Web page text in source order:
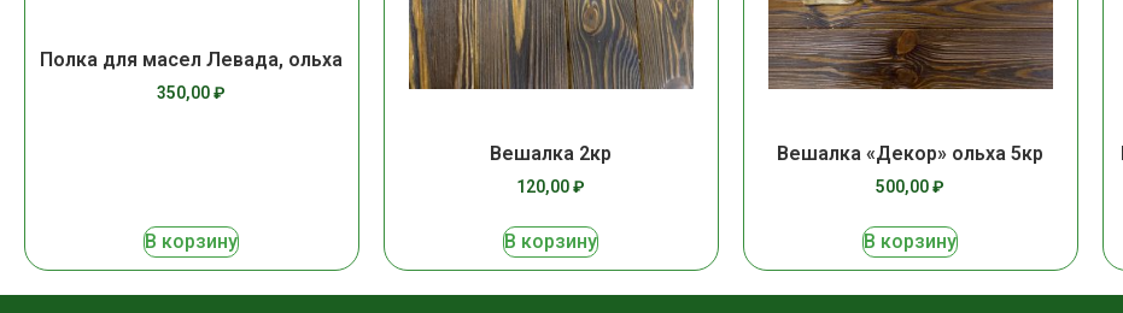
Полка для масел Левада, ольха
350,00₽
В корзину
Вешалка 2кр
120,00₽
В корзину
Вешалка «Декор» ольха 5кр
500,00₽
В корзину